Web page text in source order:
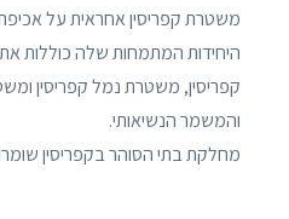
משטרת קפריסין אחראית על
היחידות המתמחות שלה כוללות
קפריסין, משטרת נמל קפריסין
והמשמר הנשיאותי.
מחלקת בתי הסוהר בקפריסין